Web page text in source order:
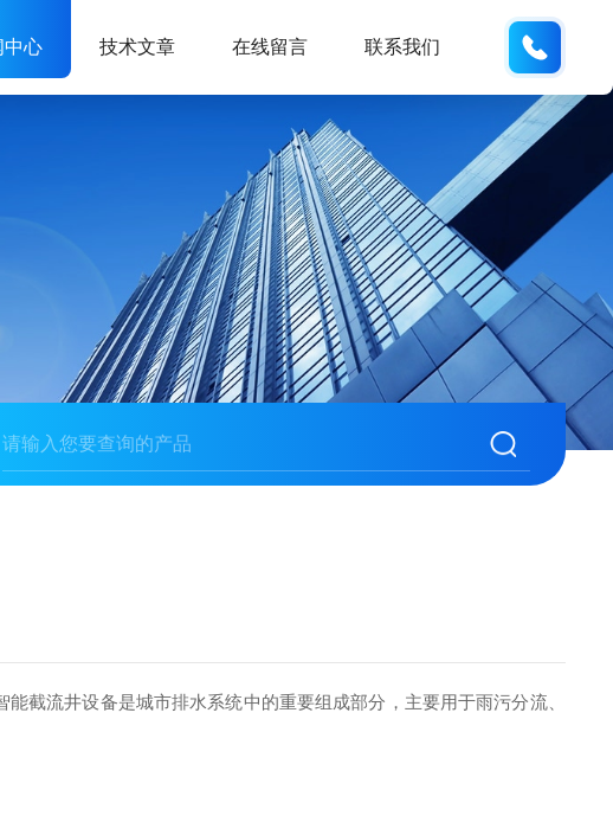
中心 技术文章 在线留言 联系我们
截流井设备是城市排水系统中的重要组成部分，主要用于雨污分流、